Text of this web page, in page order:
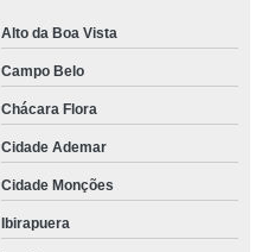
Alto da Boa Vista
Campo Belo
Chácara Flora
Cidade Ademar
Cidade Monções
Ibirapuera